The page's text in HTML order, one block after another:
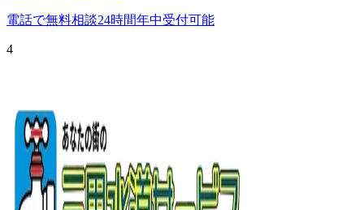
電話で無料相談24時間年中受付可能
4